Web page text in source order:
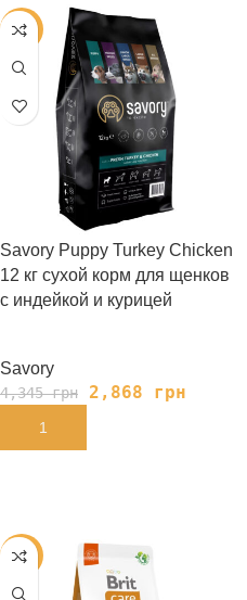
-34%
Savory Puppy Turkey Chicken
12 кг сухой корм для щенков
с индейкой и курицей
Savory
4,345грн 2,868 грн
В КОРЗИНУ
-35%